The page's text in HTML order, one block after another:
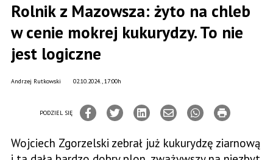
Rolnik z Mazowsza: żyto na chleb
w cenie mokrej kukurydzy. To nie
jest logiczne
02.10.2024., 17:00h
Andrzej Rutkowski
PODZIEL SIĘ
Wojciech Zgorzelski zebrał już kukurydzę ziarnową